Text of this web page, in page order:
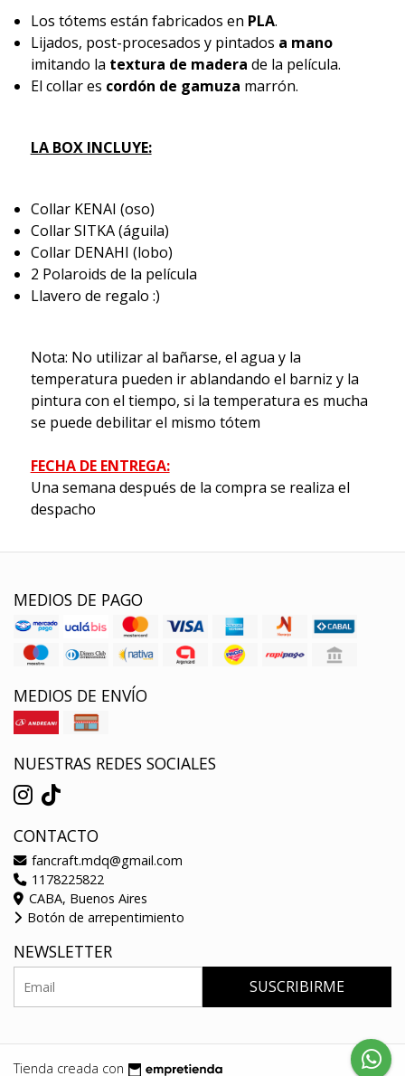
Los tótems están fabricados en PLA.
Lijados, post-procesados y pintados a mano
imitando la textura de madera de la película.
El collar es cordón de gamuza marrón.
LA BOX INCLUYE:
Collar KENAI (oso)
Collar SITKA (águila)
Collar DENAHI (lobo)
2 Polaroids de la película
Llavero de regalo :)
Nota: No utilizar al bañarse, el agua y la
temperatura pueden ir ablandando el barniz y la
pintura con el tiempo, si la temperatura es mucha
se puede debilitar el mismo tótem
FECHA DE ENTREGA:
Una semana después de la compra se realiza el
despacho
MEDIOS DE PAGO
MEDIOS DE ENVÍO
NUESTRAS REDES SOCIALES
CONTACTO
fancraft.mdq@gmail.com
1178225822
CABA, Buenos Aires
Botón de arrepentimiento
NEWSLETTER
SUSCRIBIRME
Tienda creada con